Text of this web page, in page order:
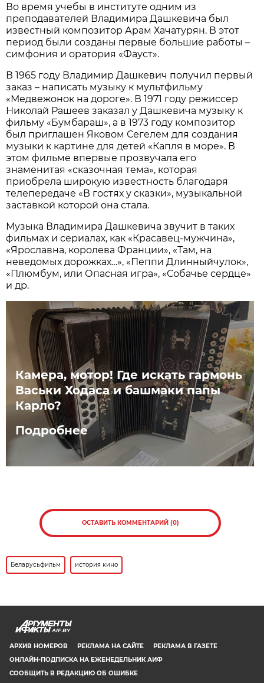
Во время учебы в институте одним из
преподавателей Владимира Дашкевича был
известный композитор Арам Хачатурян. В этот
период были созданы первые большие работы –
симфония и оратория «Фауст».
В 1965 году Владимир Дашкевич получил первый
заказ – написать музыку к мультфильму
«Медвежонок на дороге». В 1971 году режиссер
Николай Рашеев заказал у Дашкевича музыку к
фильму «Бумбараш», а в 1973 году композитор
был приглашен Яковом Сегелем для создания
музыки к картине для детей «Капля в море». В
этом фильме впервые прозвучала его
знаменитая «сказочная тема», которая
приобрела широкую известность благодаря
телепередаче «В гостях у сказки», музыкальной
заставкой которой она стала.
Музыка Владимира Дашкевича звучит в таких
фильмах и сериалах, как «Красавец-мужчина»,
«Ярославна, королева Франции», «Там, на
неведомых дорожках…», «Пеппи Длинныйчулок»,
«Плюмбум, или Опасная игра», «Собачье сердце»
и др.
Камера, мотор! Где искать гармонь
Васьки Ходаса и башмаки папы
Карло?
Подробнее
ОСТАВИТЬ КОММЕНТАРИЙ (0)
Беларусьфильм история кино
AIF.BY
АРХИВ НОМЕРОВ РЕКЛАМА НА САЙТЕ
РЕКЛАМА В ГАЗЕТЕ
ОНЛАЙН-ПОДПИСКА НА ЕЖЕНЕДЕЛЬНИК АИФ
СООБЩИТЬ В РЕДАКЦИЮ ОБ ОШИБКЕ